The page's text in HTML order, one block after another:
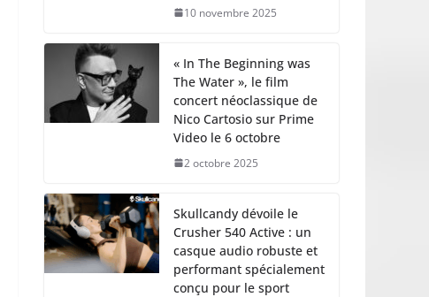
10 novembre 2025
« In The Beginning was
The Water », le film
concert néoclassique de
Nico Cartosio sur Prime
Video le 6 octobre
2 octobre 2025
Skullcandy dévoile le
Crusher 540 Active : un
casque audio robuste et
performant spécialement
conçu pour le sport